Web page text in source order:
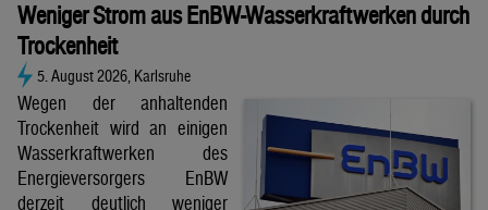
Weniger Strom aus EnBW-Wasserkraftwerken durch
Trockenheit
5. August 2026, Karlsruhe
Wegen der anhaltenden
Trockenheit wird an einigen
Wasserkraftwerken des
Energieversorgers EnBW
derzeit deutlich weniger